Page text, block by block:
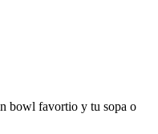
bowl favortio y tu sopa o